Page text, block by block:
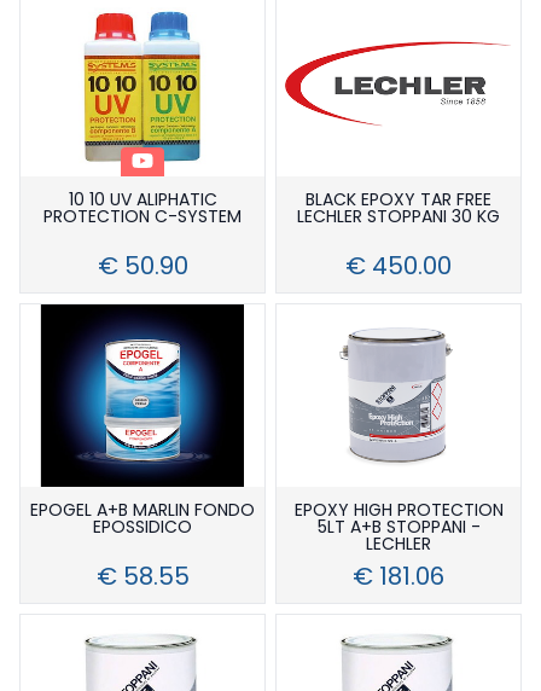
10 10 UV ALIPHATIC
PROTECTION C-SYSTEM
€ 50.90
BLACK EPOXY TAR FREE
LECHLER STOPPANI 30 KG
€ 450.00
EPOGEL A+B MARLIN FONDO
EPOSSIDICO
€ 58.55
EPOXY HIGH PROTECTION
5LT A+B STOPPANI -
LECHLER
€ 181.06
Abrasivi
Accessori (lucidanti E Abrasivi)
Lucidanti
Manutenzione E Cura
Detergenti E Spazzole
Lubrificanti E Spray
Trattamenti Teak
Resine
Epossidici
Poliestere
Vinilestere
Sigillanti (nautica)
Smalti (nautica)
Bicomponenti Yachting
Monocomponenti
Poliuretanici Bicomponenti
Teak Top Line
Stucchi (nautica)
Epossidici
Poliestere
Tessuti E Compositi
Spray